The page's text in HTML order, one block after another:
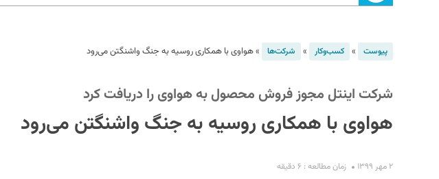
پیوست » کسب‌و‌کار » شرکت‌ها »هواوی با همکاری روسیه به جنگ واشنگتن می‌رود
شرکت اینتل مجوز فروش محصول به هواوی را دریافت کرد
هواوی با همکاری روسیه به جنگ واشنگتن می‌رود
۲ مهر ۱۳۹۹ زمان مطالعه : ۶ دقیقه